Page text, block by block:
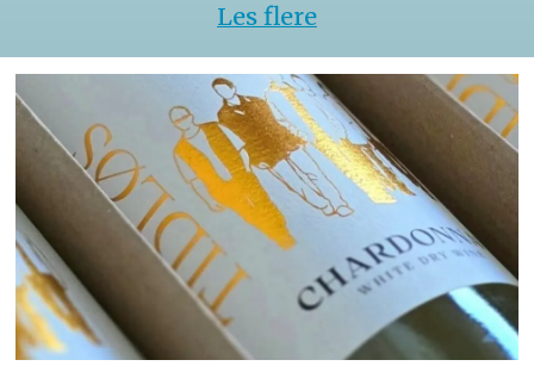
Les flere